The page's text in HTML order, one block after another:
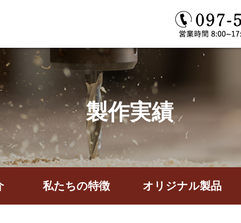
製作実績
私たちの特徴 オリジナル製品